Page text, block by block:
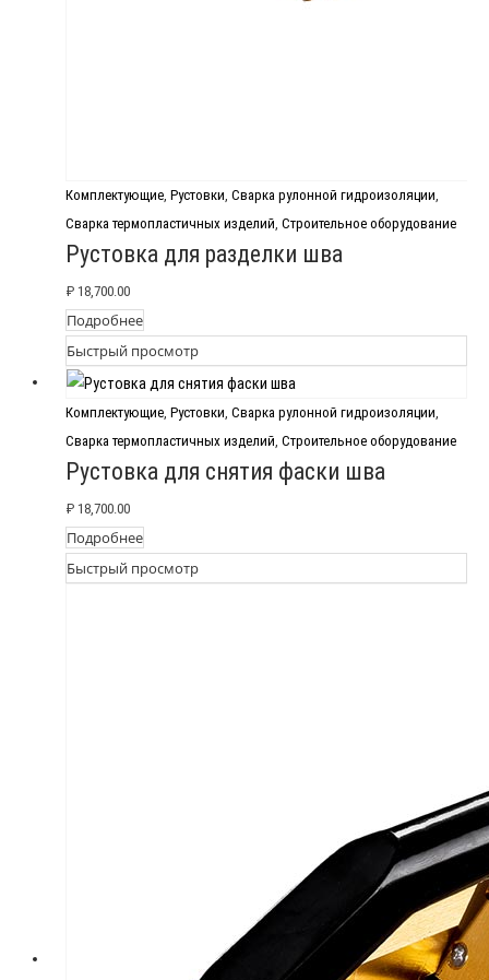
Комплектующие, Рустовки, Сварка рулонной гидроизоляции,
Сварка термопластичных изделий, Строительное оборудование
Рустовка для разделки шва
₽ 18,700.00
Подробнее
Быстрый просмотр
Комплектующие Рустовки Сварка рулонной гидроизоляции
Сварка термопластичных изделий Строительное оборудование
Рустовка для снятия фаски шва
₽ 18,700.00
Подробнее
Быстрый просмотр